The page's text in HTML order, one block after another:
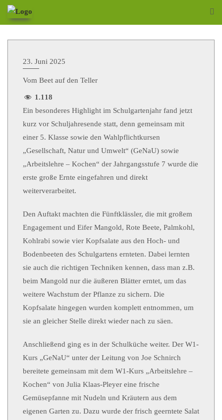
23. Juni 2025
Vom Beet auf den Teller
1.118
Ein besonderes Highlight im Schulgartenjahr fand jetzt
kurz vor Schuljahresende statt, denn gemeinsam mit
einer 5. Klasse sowie den Wahlpflichtkursen
„Gesellschaft, Natur und Umwelt“ (GeNaU) sowie
„Arbeitslehre – Kochen“ der Jahrgangsstufe 7 wurde die
erste große Ernte eingefahren und direkt
weiterverarbeitet.
Den Auftakt machten die Fünftklässler, die mit großem
Engagement und Eifer Mangold, Rote Beete, Palmkohl,
Kohlrabi sowie vier Kopfsalate aus den Hoch- und
Bodenbeeten des Schulgartens ernteten. Dabei lernten
sie auch die richtigen Techniken kennen, dass man z.B.
beim Mangold nur die äußeren Blätter erntet, um das
weitere Wachstum der Pflanze zu sichern. Die
Kopfsalate hingegen wurden komplett entnommen, um
sie an gleicher Stelle direkt wieder nach zu säen.
Anschließend ging es in der Schulküche weiter. Der W1-
Kurs „GeNaU“ unter der Leitung von Joe Schnirch
bereitete gemeinsam mit dem W1-Kurs „Arbeitslehre –
Kochen“ von Julia Klaas-Pleyer eine frische
Gemüsepfanne mit Nudeln und Kräutern aus dem
eigenen Garten zu. Dazu wurde der frisch geerntete Salat